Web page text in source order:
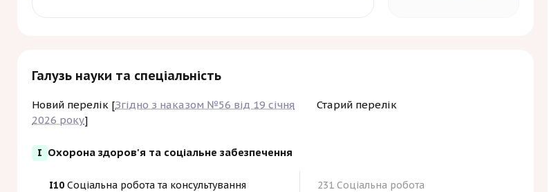
Галузь науки та спеціальність
Новий перелік [Згідно з наказом №56 від 19 січня
2026 року]
Старий перелік
I Охорона здоров'я та соціальне забезпечення
I10 Соціальна робота та консультування
231 Соціальна робота